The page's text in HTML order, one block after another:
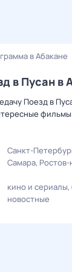
в Абакане
в Пусан в
Поезд в
Санкт-
Самара
кино и сериалы
новостные